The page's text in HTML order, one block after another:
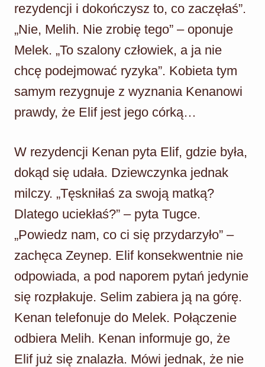
rezydencji i dokończysz to, co zaczęłaś”.
„Nie, Melih. Nie zrobię tego” – oponuje
Melek. „To szalony człowiek, a ja nie
chcę podejmować ryzyka”. Kobieta tym
samym rezygnuje z wyznania Kenanowi
prawdy, że Elif jest jego córką…
W rezydencji Kenan pyta Elif, gdzie była,
dokąd się udała. Dziewczynka jednak
milczy. „Tęskniłaś za swoją matką?
Dlatego uciekłaś?” – pyta Tugce.
„Powiedz nam, co ci się przydarzyło” –
zachęca Zeynep. Elif konsekwentnie nie
odpowiada, a pod naporem pytań jedynie
się rozpłakuje. Selim zabiera ją na górę.
Kenan telefonuje do Melek. Połączenie
odbiera Melih. Kenan informuje go, że
Elif już się znalazła. Mówi jednak, że nie